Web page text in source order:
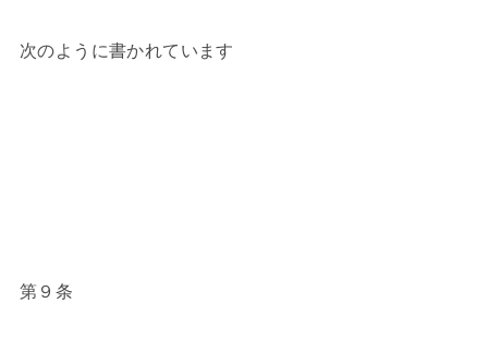
次のように書かれています
第９条